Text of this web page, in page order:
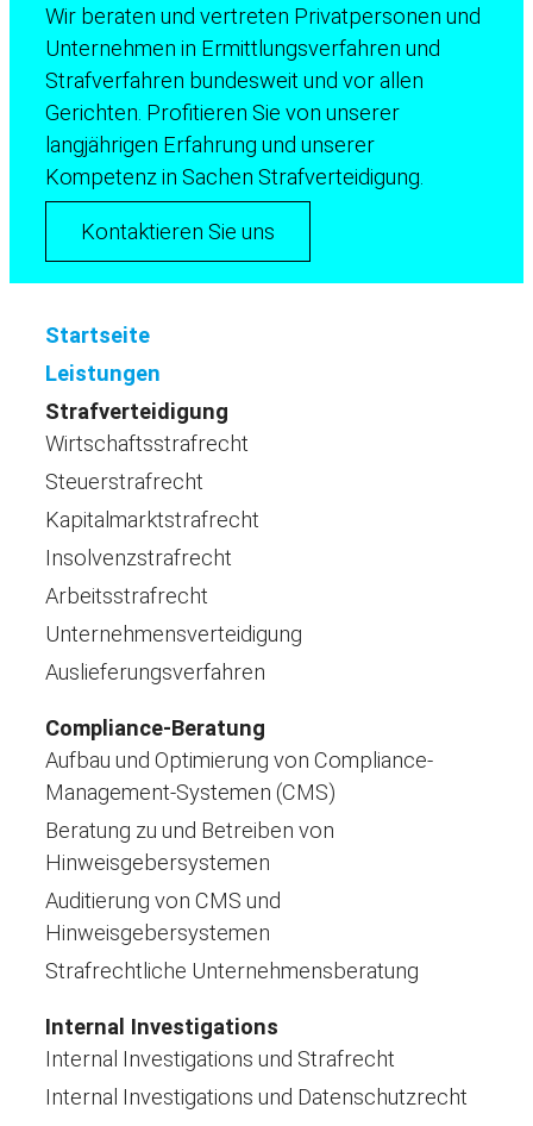
Wir beraten und vertreten Privatpersonen und
Unternehmen in Ermittlungsverfahren und
Strafverfahren bundesweit und vor allen
Gerichten. Profitieren Sie von unserer
langjährigen Erfahrung und unserer
Kompetenz in Sachen Strafverteidigung.
Kontaktieren Sie uns
Startseite
Leistungen
Strafverteidigung
Wirtschaftsstrafrecht
Steuerstrafrecht
Kapitalmarktstrafrecht
Insolvenzstrafrecht
Arbeitsstrafrecht
Unternehmensverteidigung
Auslieferungsverfahren
Compliance-Beratung
Aufbau und Optimierung von Compliance-
Management-Systemen (CMS)
Beratung zu und Betreiben von
Hinweisgebersystemen
Auditierung von CMS und
Hinweisgebersystemen
Strafrechtliche Unternehmensberatung
Internal Investigations
Internal Investigations und Strafrecht
Internal Investigations und Datenschutzrecht